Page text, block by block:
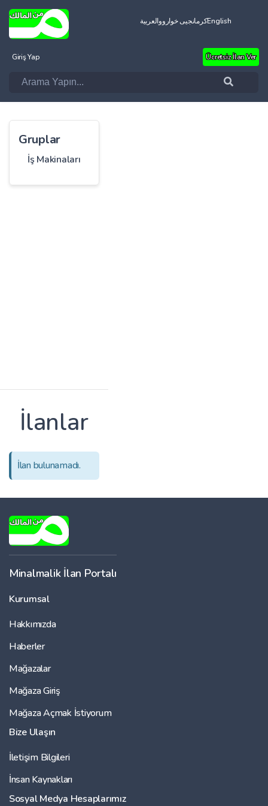
العربيةکرمانجیی خوارووEnglish
Giriş Yap Ücretsiz İlan Ver
Gruplar
İş Makinaları
İlanlar
İlan bulunamadı.
Minalmalik İlan Portalı
Kurumsal
Hakkımızda
Haberler
Mağazalar
Mağaza Giriş
Mağaza Açmak İstiyorum
Bize Ulaşın
İletişim Bilgileri
İnsan Kaynakları
Sosyal Medya Hesaplarımız